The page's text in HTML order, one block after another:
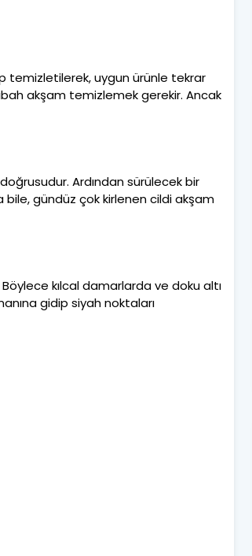
temizletilerek, uygun ürünle tekrar
akşam temizlemek gerekir. Ancak
Ardından sürülecek bir
gündüz çok kirlenen cildi akşam
kılcal damarlarda ve doku altı
gidip siyah noktaları